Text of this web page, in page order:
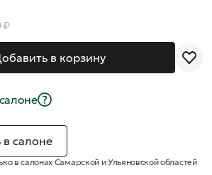
₽
в корзину
салоне
в салонах Самарской и Ульяновской областей